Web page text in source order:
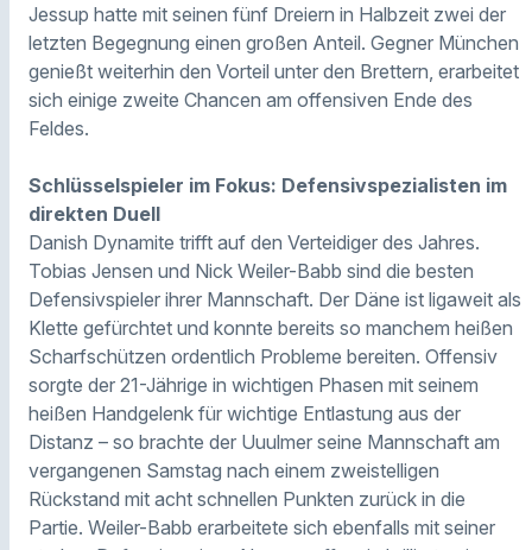
Jessup hatte mit seinen fünf Dreiern in Halbzeit zwei der
letzten Begegnung einen großen Anteil. Gegner München
genießt weiterhin den Vorteil unter den Brettern, erarbeitet
sich einige zweite Chancen am offensiven Ende des
Feldes.
Schlüsselspieler im Fokus: Defensivspezialisten im
direkten Duell
Danish Dynamite trifft auf den Verteidiger des Jahres.
Tobias Jensen und Nick Weiler-Babb sind die besten
Defensivspieler ihrer Mannschaft. Der Däne ist ligaweit als
Klette gefürchtet und konnte bereits so manchem heißen
Scharfschützen ordentlich Probleme bereiten. Offensiv
sorgte der 21-Jährige in wichtigen Phasen mit seinem
heißen Handgelenk für wichtige Entlastung aus der
Distanz – so brachte der Uuulmer seine Mannschaft am
vergangenen Samstag nach einem zweistelligen
Rückstand mit acht schnellen Punkten zurück in die
Partie. Weiler-Babb erarbeitete sich ebenfalls mit seiner